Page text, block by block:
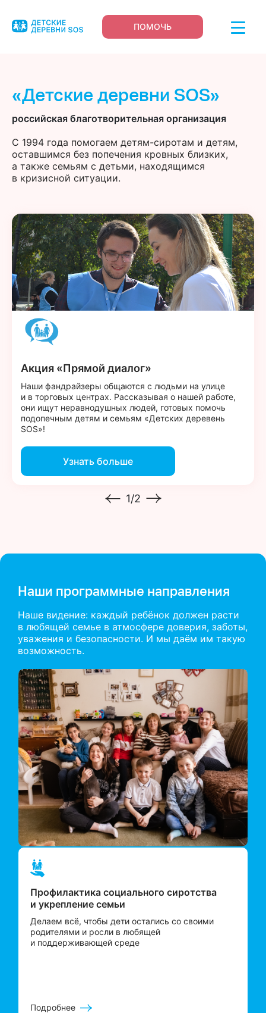
ПОМОЧЬ
«Детские деревни SOS»
российская благотворительная организация
С 1994 года помогаем детям-сиротам и детям,
оставшимся без попечения кровных близких,
а также семьям с детьми, находящимся
в кризисной ситуации.
Акция «Прямой диалог»
Наши фандрайзеры общаются с людьми на улице
и в торговых центрах. Рассказывая о нашей работе,
они ищут неравнодушных людей, готовых помочь
подопечным детям и семьям «Детских деревень
SOS»!
Узнать больше
1/2
Наши программные направления
Наше видение: каждый ребёнок должен расти
в любящей семье в атмосфере доверия, заботы,
уважения и безопасности. И мы даём им такую
возможность.
Профилактика социального сиротства
и укрепление семьи
Делаем всё, чтобы дети остались со своими
родителями и росли в любящей
и поддерживающей среде
Подробнее